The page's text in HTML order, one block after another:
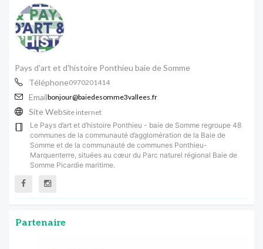
Pays d'art et d'histoire Ponthieu baie de Somme
Téléphone0970201414
Emailbonjour@baiedesomme3vallees.fr
Site WebSite internet
Le Pays d’art et d’histoire Ponthieu - baie de Somme regroupe 48
communes de la communauté d’agglomération de la Baie de
Somme et de la communauté de communes Ponthieu-
Marquenterre, situées au cœur du Parc naturel régional Baie de
Somme Picardie maritime.
Partenaire